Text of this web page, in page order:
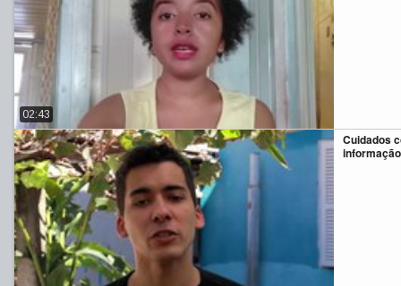
02:43
Cuidados
informação